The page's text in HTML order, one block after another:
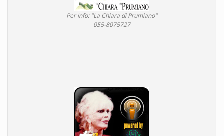
Per info: "La Chiara di Prumiano"
055-8075727